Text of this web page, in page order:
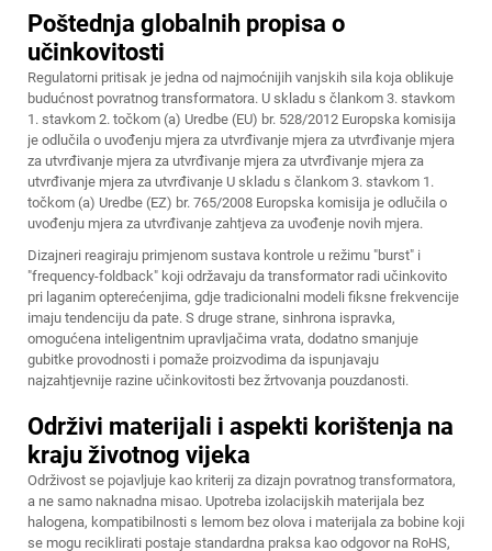
Poštednja globalnih propisa o
učinkovitosti
Regulatorni pritisak je jedna od najmoćnijih vanjskih sila koja oblikuje
budućnost povratnog transformatora. U skladu s člankom 3. stavkom
1. stavkom 2. točkom (a) Uredbe (EU) br. 528/2012 Europska komisija
je odlučila o uvođenju mjera za utvrđivanje mjera za utvrđivanje mjera
za utvrđivanje mjera za utvrđivanje mjera za utvrđivanje mjera za
utvrđivanje mjera za utvrđivanje U skladu s člankom 3. stavkom 1.
točkom (a) Uredbe (EZ) br. 765/2008 Europska komisija je odlučila o
uvođenju mjera za utvrđivanje zahtjeva za uvođenje novih mjera.
Dizajneri reagiraju primjenom sustava kontrole u režimu "burst" i
"frequency-foldback" koji održavaju da transformator radi učinkovito
pri laganim opterećenjima, gdje tradicionalni modeli fiksne frekvencije
imaju tendenciju da pate. S druge strane, sinhrona ispravka,
omogućena inteligentnim upravljačima vrata, dodatno smanjuje
gubitke provodnosti i pomaže proizvodima da ispunjavaju
najzahtjevnije razine učinkovitosti bez žrtvovanja pouzdanosti.
Održivi materijali i aspekti korištenja na
kraju životnog vijeka
Održivost se pojavljuje kao kriterij za dizajn povratnog transformatora,
a ne samo naknadna misao. Upotreba izolacijskih materijala bez
halogena, kompatibilnosti s lemom bez olova i materijala za bobine koji
se mogu reciklirati postaje standardna praksa kao odgovor na RoHS,